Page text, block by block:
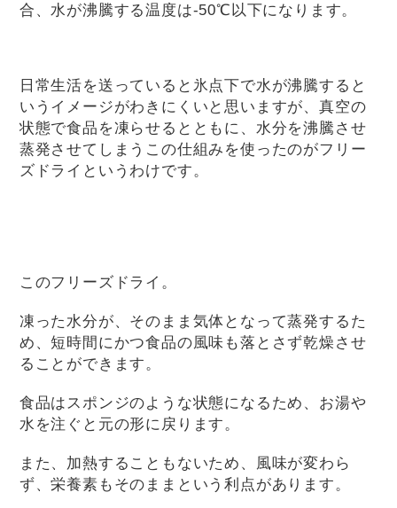
合、水が沸騰する温度は-50℃以下になります。
日常生活を送っていると氷点下で水が沸騰すると
いうイメージがわきにくいと思いますが、真空の
状態で食品を凍らせるとともに、水分を沸騰させ
蒸発させてしまうこの仕組みを使ったのがフリー
ズドライというわけです。
このフリーズドライ。
凍った水分が、そのまま気体となって蒸発するた
め、短時間にかつ食品の風味も落とさず乾燥させ
ることができます。
食品はスポンジのような状態になるため、お湯や
水を注ぐと元の形に戻ります。
また、加熱することもないため、風味が変わら
ず、栄養素もそのままという利点があります。